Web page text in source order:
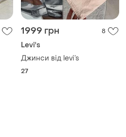
1999 грн 8
Levi's
Джинси від levi’s
27